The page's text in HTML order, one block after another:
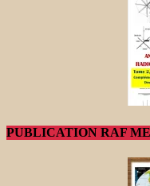
PUBLICATION RAF